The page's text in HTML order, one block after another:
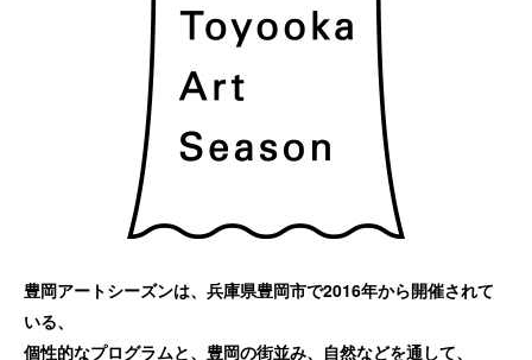
豊岡アートシーズンは、兵庫県豊岡市で2016年から開催されて
いる、
個性的なプログラムと、豊岡の街並み、自然などを通して、